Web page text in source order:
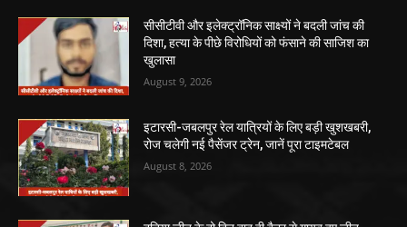
सीसीटीवी और इलेक्ट्रॉनिक साक्ष्यों ने बदली जांच की
दिशा, हत्या के पीछे विरोधियों को फंसाने की साजिश का
खुलासा
August 9, 2026
इटारसी-जबलपुर रेल यात्रियों के लिए बड़ी खुशखबरी,
रोज चलेगी नई पैसेंजर ट्रेन, जानें पूरा टाइमटेबल
August 8, 2026